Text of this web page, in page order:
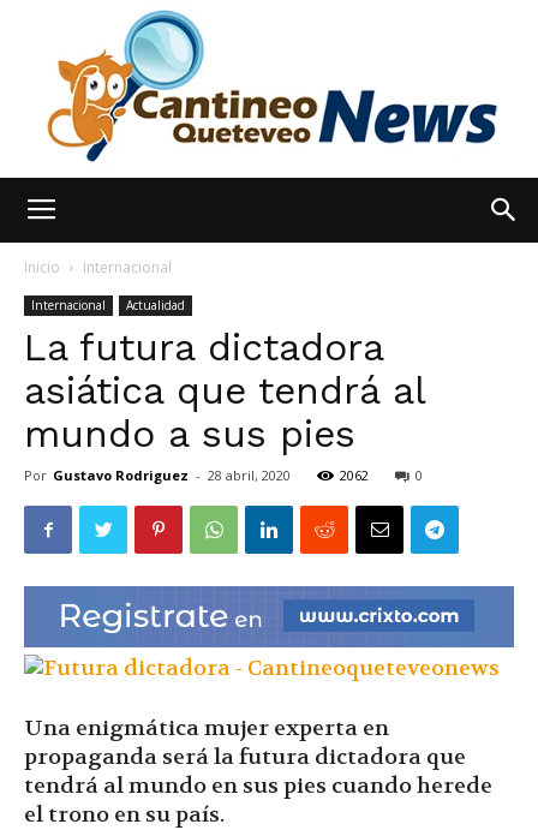
Noticias
hoy
|
Ultima
Inicio Internacional
Internacional Actualidad
La futura dictadora
asiática que tendrá al
mundo a sus pies
Por Gustavo Rodriguez - 28 abril, 2020 2062 0
Una enigmática mujer experta en
propaganda será la futura dictadora que
tendrá al mundo en sus pies cuando herede
el trono en su país.